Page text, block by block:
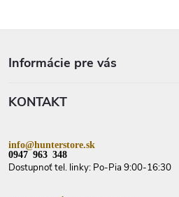
Informácie pre vás
KONTAKT
info@hunterstore.sk
0947 963 348
Dostupnoť tel. linky: Po-Pia 9:00-16:30